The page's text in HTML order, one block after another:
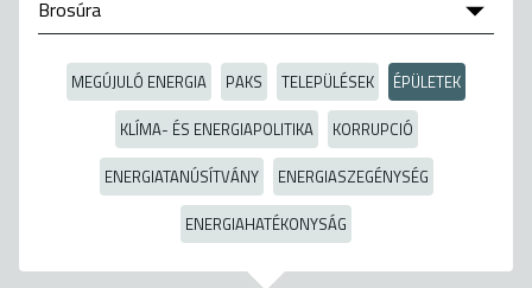
MEGÚJULÓ ENERGIA PAKS TELEPÜLÉSEK
ÉPÜLETEK
KLÍMA- ÉS ENERGIAPOLITIKA
KORRUPCIÓ
ENERGIATANÚSÍTVÁNY
ENERGIASZEGÉNYSÉG
ENERGIAHATÉKONYSÁG